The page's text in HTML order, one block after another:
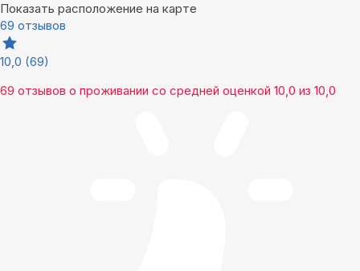
Показать расположение на карте
69 отзывов
10,0 (69)
69 отзывов о проживании со средней оценкой 10,0 из 10,0